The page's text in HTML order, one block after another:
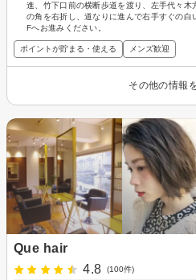
進、竹下口前の横断歩道を渡り、左手代々
の角を右折し、道なりに進んで右手すぐの
Fへお進みください。
ポイントが貯まる・使える メンズ歓迎
その他の情報
Que hair
4.8
(100件)